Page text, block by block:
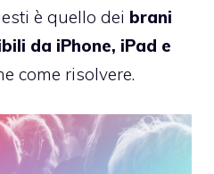
è quello dei brani
da iPhone, iPad e
come risolvere.